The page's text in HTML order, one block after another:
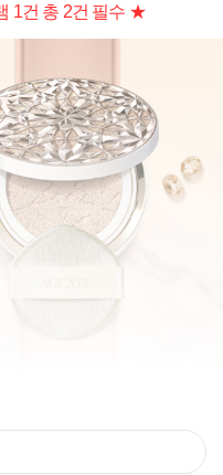
1건 총 2건 필수 ★
체감을 더해
성하다!